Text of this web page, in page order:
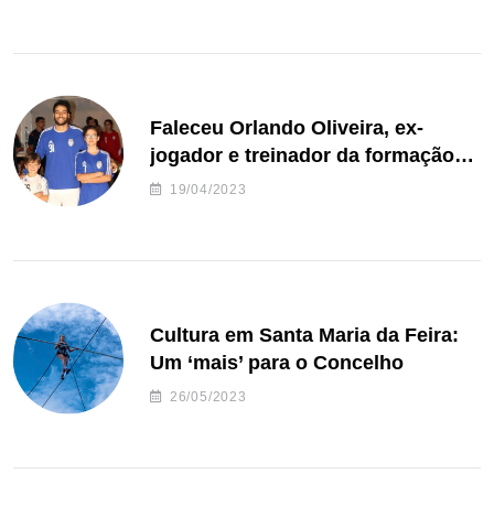
Faleceu Orlando Oliveira, ex-
jogador e treinador da formação
de andebol do Feirense
19/04/2023
Cultura em Santa Maria da Feira:
Um ‘mais’ para o Concelho
26/05/2023